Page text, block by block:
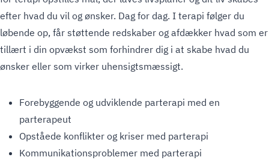
efter hvad du vil og ønsker. Dag for dag. I terapi følger du
løbende op, får støttende redskaber og afdækker hvad som er
tillært i din opvækst som forhindrer dig i at skabe hvad du
ønsker eller som virker uhensigtsmæssigt.
Forebyggende og udviklende parterapi med en
parterapeut
Opståede konflikter og kriser med parterapi
Kommunikationsproblemer med parterapi